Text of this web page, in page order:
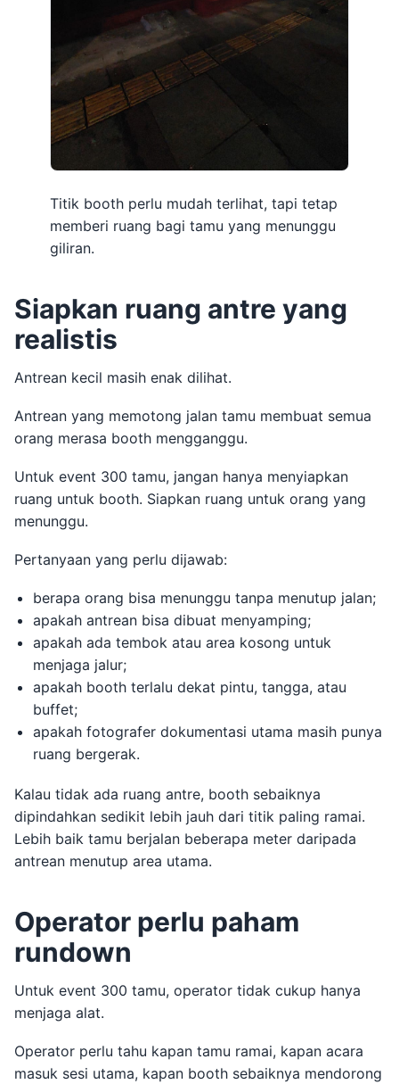
Titik booth perlu mudah terlihat, tapi tetap
memberi ruang bagi tamu yang menunggu
giliran.
Siapkan ruang antre yang
realistis
Antrean kecil masih enak dilihat.
Antrean yang memotong jalan tamu membuat semua
orang merasa booth mengganggu.
Untuk event 300 tamu, jangan hanya menyiapkan
ruang untuk booth. Siapkan ruang untuk orang yang
menunggu.
Pertanyaan yang perlu dijawab:
berapa orang bisa menunggu tanpa menutup jalan;
apakah antrean bisa dibuat menyamping;
apakah ada tembok atau area kosong untuk
menjaga jalur;
apakah booth terlalu dekat pintu, tangga, atau
buffet;
apakah fotografer dokumentasi utama masih punya
ruang bergerak.
Kalau tidak ada ruang antre, booth sebaiknya
dipindahkan sedikit lebih jauh dari titik paling ramai.
Lebih baik tamu berjalan beberapa meter daripada
antrean menutup area utama.
Operator perlu paham
rundown
Untuk event 300 tamu, operator tidak cukup hanya
menjaga alat.
Operator perlu tahu kapan tamu ramai, kapan acara
masuk sesi utama, kapan booth sebaiknya mendorong